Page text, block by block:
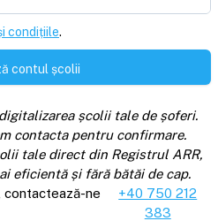
condițiile.
contul școlii
școlii tale de șoferi.
contacta pentru confirmare.
tale direct din Registrul ARR,
eficientă și fără bătăi de cap.
contactează-ne
+40 750 212
383